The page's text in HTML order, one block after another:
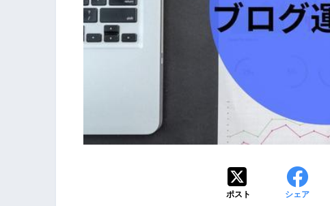
ポスト シェア